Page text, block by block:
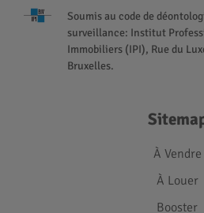
Soumis au code de
surveillance: Institut
Immobiliers (IPI), Rue du
Bruxelles.
À Vendre
À Louer
Booster